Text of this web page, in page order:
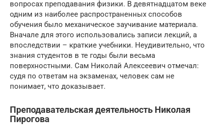
вопросах преподавания физики. В девятнадцатом веке
одним из наиболее распространенных способов
обучения было механическое заучивание материала.
Вначале для этого использовались записи лекций, а
впоследствии – краткие учебники. Неудивительно, что
знания студентов в те годы были весьма
поверхностными. Сам Николай Алексеевич отмечал:
судя по ответам на экзаменах, человек сам не
понимает, что доказывает.
Преподавательская деятельность Николая
Пирогова